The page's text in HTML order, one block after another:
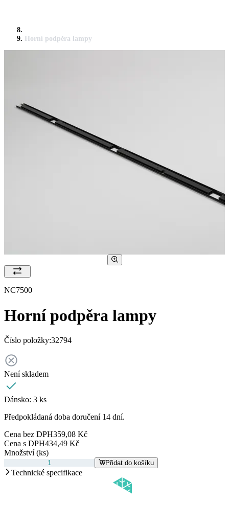
Horní podpěra lampy
NC7500
Horní podpěra lampy
Číslo položky:32794
Není skladem
Dánsko: 3 ks
Předpokládaná doba doručení 14 dní.
Cena bez DPH359,08 Kč
Cena s DPH434,49 Kč
Množství (ks)
Přidat do košíku
Technické specifikace